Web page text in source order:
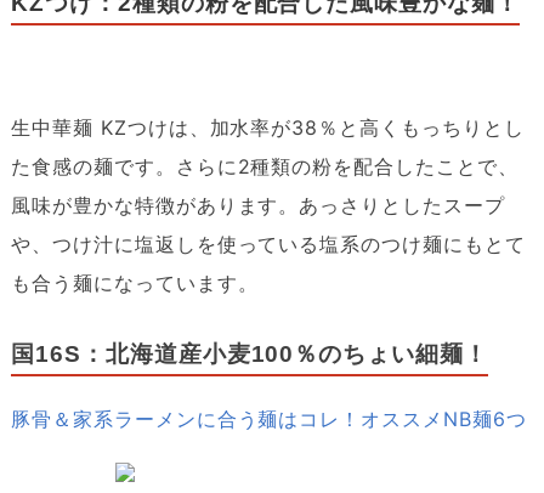
生中華麺 KZつけは、加水率が38％と高くもっちりとし
た食感の麺です。さらに2種類の粉を配合したことで、
風味が豊かな特徴があります。あっさりとしたスープ
や、つけ汁に塩返しを使っている塩系のつけ麺にもとて
も合う麺になっています。
国16S：北海道産小麦100％のちょい細麺！
豚骨＆家系ラーメンに合う麺はコレ！オススメNB麺6つ